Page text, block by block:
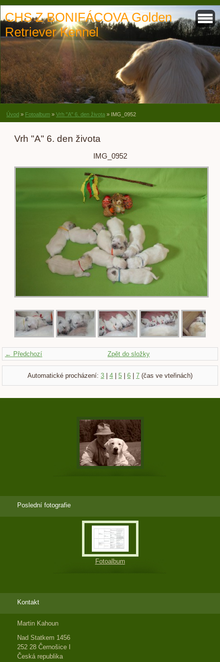
CHS Z BONIFÁCOVA Golden
Retriever Kennel
Úvod » Fotoalbum » Vrh "A" 6. den života » IMG_0952
Vrh "A" 6. den života
IMG_0952
← Předchozí Zpět do složky
Automatické procházení: 3 4 5 6 7 (čas ve vteřinách)
Poslední fotografie
Fotoalbum
Kontakt
Martin Kahoun
Nad Statkem 1456
252 28 Černošice I
Česká republika